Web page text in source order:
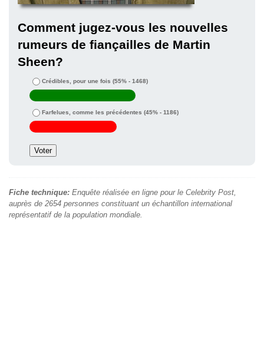
Comment jugez-vous les nouvelles
rumeurs de fiançailles de Martin
Sheen?
Crédibles, pour une fois (55% - 1468)
Farfelues, comme les précédentes (45% - 1186)
Fiche technique: Enquête réalisée en ligne pour le Celebrity Post,
auprès de 2654 personnes constituant un échantillon international
représentatif de la population mondiale.